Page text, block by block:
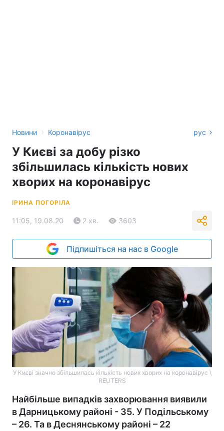
Новини › Коронавірус рус
У Києві за добу різко
збільшилась кількість нових
хворих на коронавірус
ІРИНА ПОГОРІЛА
11:05, 19.08.20 2 хв. 3603
Підпишіться на нас в Google
У Києві значно збільшилась кількість нових хворих на коронавірус \
REUTERS
Найбільше випадків захворювання виявили
в Дарницькому районі - 35. У Подільському
– 26. Та в Деснянському районі – 22